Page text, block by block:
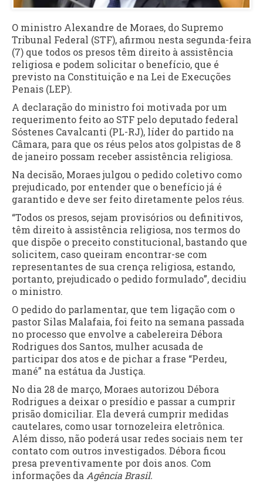
O ministro Alexandre de Moraes, do Supremo
Tribunal Federal (STF), afirmou nesta segunda-feira
(7) que todos os presos têm direito à assistência
religiosa e podem solicitar o benefício, que é
previsto na Constituição e na Lei de Execuções
Penais (LEP).
A declaração do ministro foi motivada por um
requerimento feito ao STF pelo deputado federal
Sóstenes Cavalcanti (PL-RJ), líder do partido na
Câmara, para que os réus pelos atos golpistas de 8
de janeiro possam receber assistência religiosa.
Na decisão, Moraes julgou o pedido coletivo como
prejudicado, por entender que o benefício já é
garantido e deve ser feito diretamente pelos réus.
“Todos os presos, sejam provisórios ou definitivos,
têm direito à assistência religiosa, nos termos do
que dispõe o preceito constitucional, bastando que
solicitem, caso queiram encontrar-se com
representantes de sua crença religiosa, estando,
portanto, prejudicado o pedido formulado”, decidiu
o ministro.
O pedido do parlamentar, que tem ligação com o
pastor Silas Malafaia, foi feito na semana passada
no processo que envolve a cabelereira Débora
Rodrigues dos Santos, mulher acusada de
participar dos atos e de pichar a frase “Perdeu,
mané” na estátua da Justiça.
No dia 28 de março, Moraes autorizou Débora
Rodrigues a deixar o presídio e passar a cumprir
prisão domiciliar. Ela deverá cumprir medidas
cautelares, como usar tornozeleira eletrônica.
Além disso, não poderá usar redes sociais nem ter
contato com outros investigados. Débora ficou
presa preventivamente por dois anos. Com
informações da Agência Brasil.